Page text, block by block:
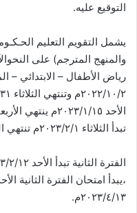
التوقيع عليه.
يشمل التقويم التعليم
والمنهج المترجم) على
رياض الأطفال – الابتدائي –
تبدأ الثلاثاء ٢٠٢٣/٢/١م تنتهي السبت ۲۰۲۳/۲/۱۱م.
٢٠٢٣/٤/١٣م.